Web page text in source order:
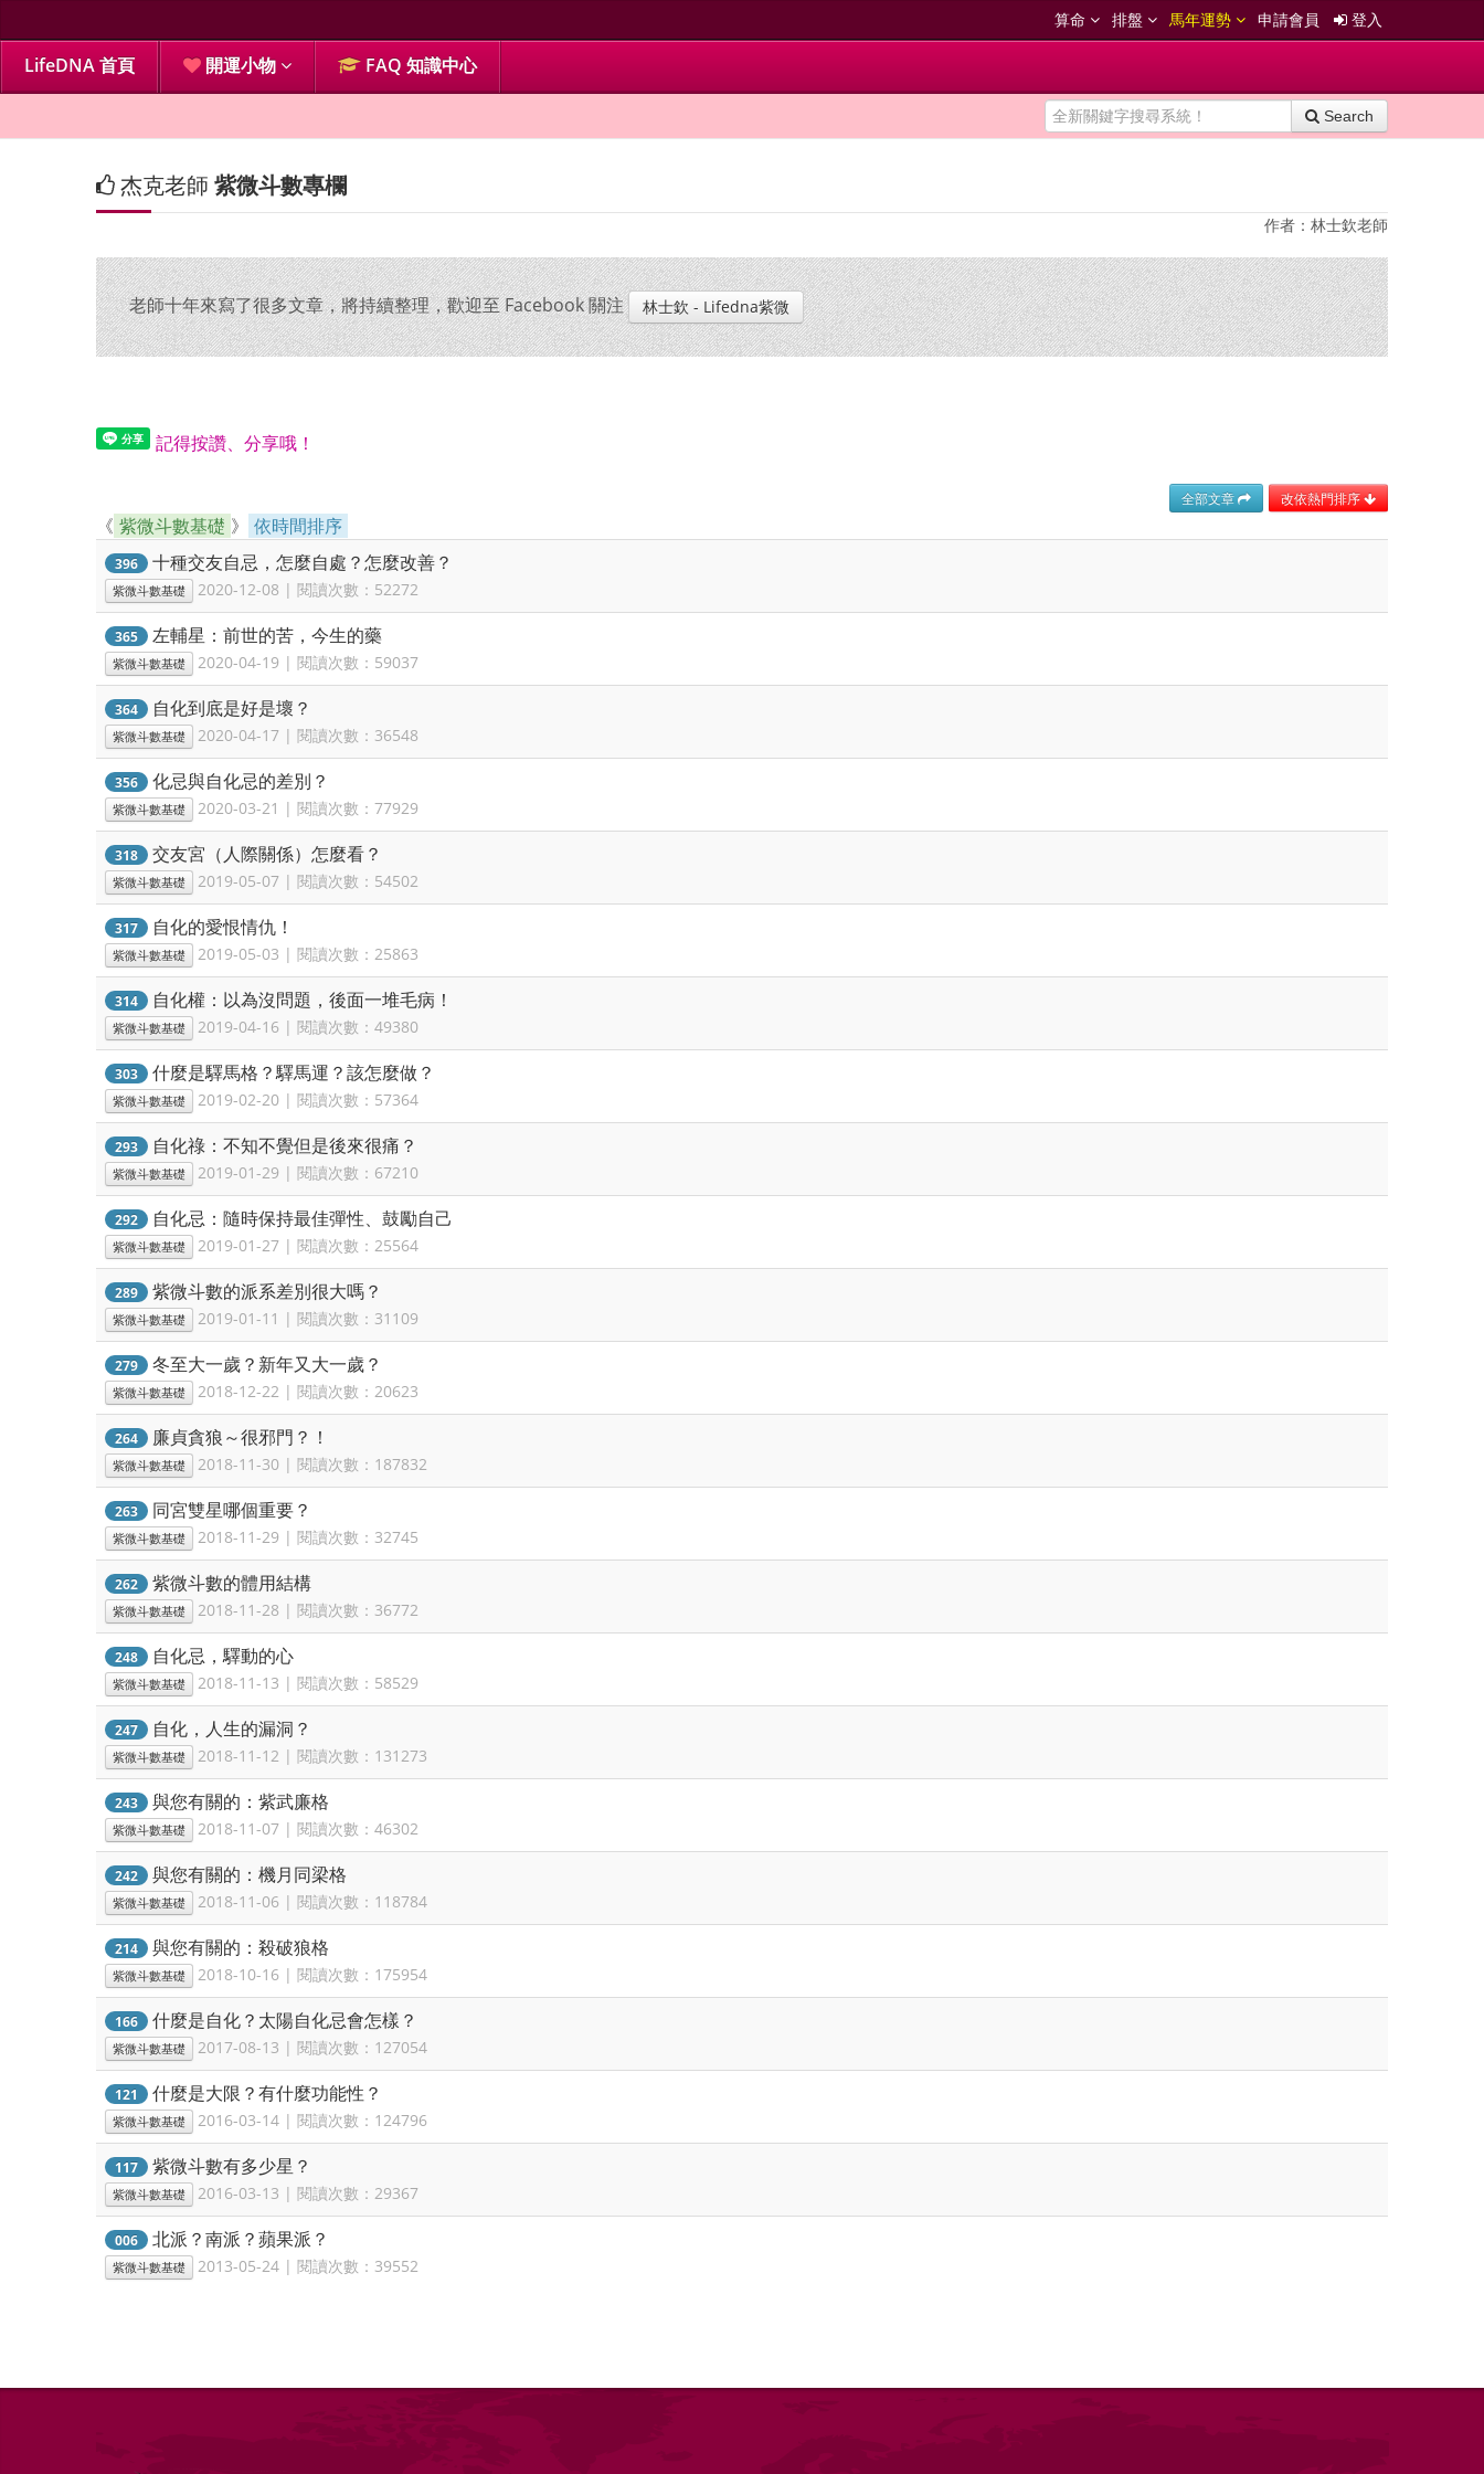
算命 排盤 馬年運勢 申請會員 登入
LifeDNA 首頁 開運小物 FAQ 知識中心
Search
杰克老師 紫微斗數專欄
作者：林士欽老師
老師十年來寫了很多文章，將持續整理，歡迎至 Facebook 關注 林士欽 - Lifedna紫微
記得按讚、分享哦！
改依熱門排序
全部文章
《 紫微斗數基礎 》 依時間排序
396 十種交友自忌，怎麼自處？怎麼改善？
紫微斗數基礎 2020-12-08 | 閱讀次數：52272
365 左輔星：前世的苦，今生的藥
紫微斗數基礎 2020-04-19 | 閱讀次數：59037
364 自化到底是好是壞？
紫微斗數基礎 2020-04-17 | 閱讀次數：36548
356 化忌與自化忌的差別？
紫微斗數基礎 2020-03-21 | 閱讀次數：77929
318 交友宮（人際關係）怎麼看？
紫微斗數基礎 2019-05-07 | 閱讀次數：54502
317 自化的愛恨情仇！
紫微斗數基礎 2019-05-03 | 閱讀次數：25863
314 自化權：以為沒問題，後面一堆毛病！
紫微斗數基礎 2019-04-16 | 閱讀次數：49380
303 什麼是驛馬格？驛馬運？該怎麼做？
紫微斗數基礎 2019-02-20 | 閱讀次數：57364
293 自化祿：不知不覺但是後來很痛？
紫微斗數基礎 2019-01-29 | 閱讀次數：67210
292 自化忌：隨時保持最佳彈性、鼓勵自己
紫微斗數基礎 2019-01-27 | 閱讀次數：25564
289 紫微斗數的派系差別很大嗎？
紫微斗數基礎 2019-01-11 | 閱讀次數：31109
279 冬至大一歲？新年又大一歲？
紫微斗數基礎 2018-12-22 | 閱讀次數：20623
264 廉貞貪狼～很邪門？！
紫微斗數基礎 2018-11-30 | 閱讀次數：187832
263 同宮雙星哪個重要？
紫微斗數基礎 2018-11-29 | 閱讀次數：32745
262 紫微斗數的體用結構
紫微斗數基礎 2018-11-28 | 閱讀次數：36772
248 自化忌，驛動的心
紫微斗數基礎 2018-11-13 | 閱讀次數：58529
247 自化，人生的漏洞？
紫微斗數基礎 2018-11-12 | 閱讀次數：131273
243 與您有關的：紫武廉格
紫微斗數基礎 2018-11-07 | 閱讀次數：46302
242 與您有關的：機月同梁格
紫微斗數基礎 2018-11-06 | 閱讀次數：118784
214 與您有關的：殺破狼格
紫微斗數基礎 2018-10-16 | 閱讀次數：175954
166 什麼是自化？太陽自化忌會怎樣？
紫微斗數基礎 2017-08-13 | 閱讀次數：127054
121 什麼是大限？有什麼功能性？
紫微斗數基礎 2016-03-14 | 閱讀次數：124796
117 紫微斗數有多少星？
紫微斗數基礎 2016-03-13 | 閱讀次數：29367
006 北派？南派？蘋果派？
紫微斗數基礎 2013-05-24 | 閱讀次數：39552